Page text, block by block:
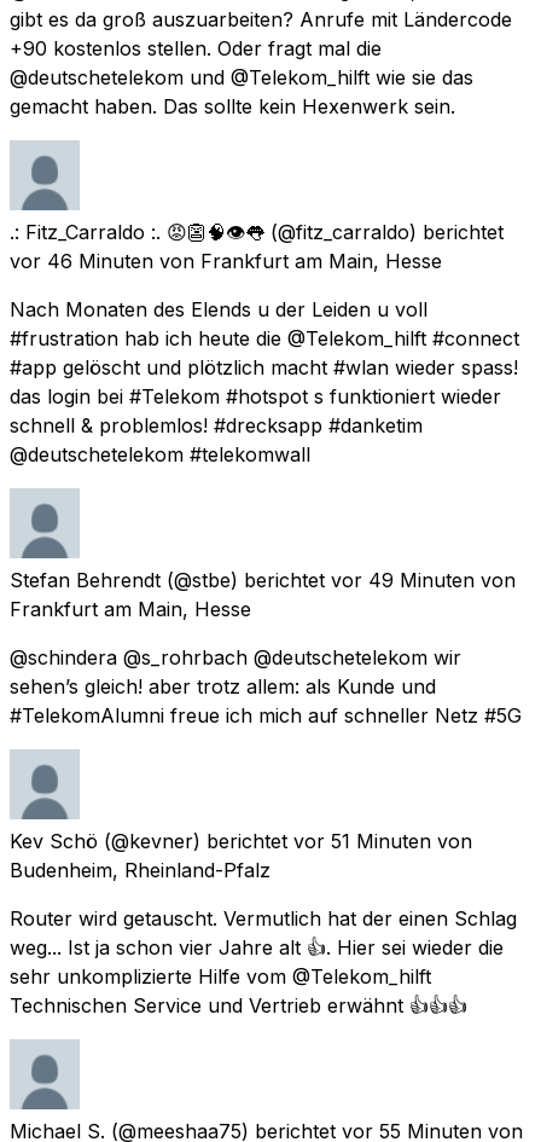
gibt es da groß auszuarbeiten? Anrufe mit Ländercode
+90 kostenlos stellen. Oder fragt mal die
@deutschetelekom und @Telekom_hilft wie sie das
gemacht haben. Das sollte kein Hexenwerk sein.
.: Fitz_Carraldo :. 😡👺🧠👁👅 (@fitz_carraldo) berichtet
vor 46 Minuten von Frankfurt am Main, Hesse
Nach Monaten des Elends u der Leiden u voll
#frustration hab ich heute die @Telekom_hilft #connect
#app gelöscht und plötzlich macht #wlan wieder spass!
das login bei #Telekom #hotspot s funktioniert wieder
schnell & problemlos! #drecksapp #danketim
@deutschetelekom #telekomwall
Stefan Behrendt (@stbe) berichtet vor 49 Minuten von
Frankfurt am Main, Hesse
@schindera @s_rohrbach @deutschetelekom wir
sehen’s gleich! aber trotz allem: als Kunde und
#TelekomAlumni freue ich mich auf schneller Netz #5G
Kev Schö (@kevner) berichtet vor 51 Minuten von
Budenheim, Rheinland-Pfalz
Router wird getauscht. Vermutlich hat der einen Schlag
weg... Ist ja schon vier Jahre alt 👍. Hier sei wieder die
sehr unkomplizierte Hilfe vom @Telekom_hilft
Technischen Service und Vertrieb erwähnt 👍👍👍
Michael S. (@meeshaa75) berichtet vor 55 Minuten von